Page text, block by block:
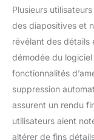
Plusieurs
des diapositives et
révélant des détails
démodée du logiciel
fonctionnalités
suppression
assurent un rendu
utilisateurs aient
altérer de fins